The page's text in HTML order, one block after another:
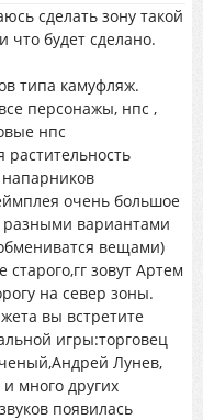
сделать зону такой
что будет сделано.
типа камуфляж.
персонажы, нпс ,
нпс
растительность
очень большое
разными вариантами
вещами)
зовут Артем
на север зоны.
вы встретите
игры:торговец
Лунев,
много других
появилась